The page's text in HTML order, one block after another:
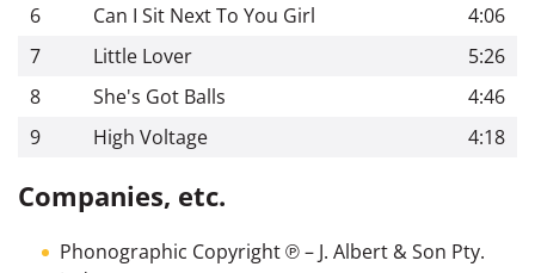
6
Can I Sit Next To You Girl
4:06
7
Little Lover
5:26
8
She's Got Balls
4:46
9
High Voltage 4:18
Companies, etc.
Phonographic Copyright ℗– J. Albert & Son Pty.